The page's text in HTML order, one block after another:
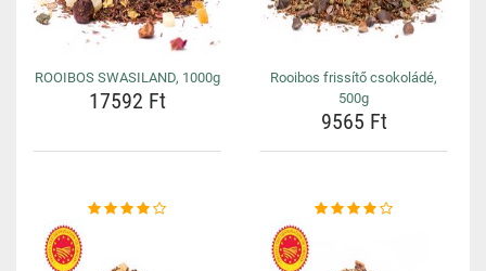
ROOIBOS SWASILAND, 1000g
17592 Ft
Rooibos frissítő csokoládé,
500g
9565 Ft